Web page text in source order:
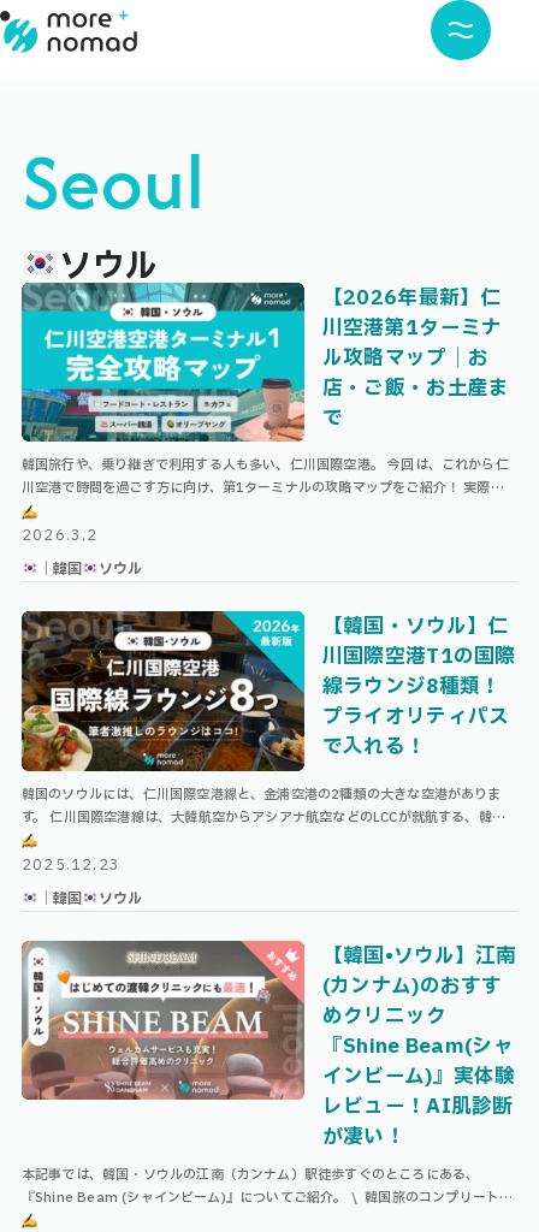
Seoul
ソウル
【2026年最新】仁
川空港第1ターミナ
ル攻略マップ｜お
店・ご飯・お土産ま
で
韓国旅行や、乗り継ぎで利用する人も多い、仁川国際空港。 今回は、これから仁
川空港で時間を過ごす方に向け、第1ターミナルの攻略マップをご紹介！ 実際に
10回以上仁川国際空港を利用している私が、空港でできることやおすすめスポ …
2026.3.2
｜韓国
ソウル
【韓国・ソウル】仁
川国際空港T1の国際
線ラウンジ8種類！
プライオリティパス
で入れる！
韓国のソウルには、仁川国際空港線と、金浦空港の2種類の大きな空港がありま
す。 仁川国際空港線は、大韓航空からアシアナ航空などのLCCが就航する、韓国
最大の空港。 そんな仁川国際空港、そして日本行き航空会社の多いターミナル …
2025.12.23
｜韓国
ソウル
【韓国•ソウル】江南
(カンナム)のおすす
めクリニック
『Shine Beam(シャ
インビーム)』実体験
レビュー！AI肌診断
が凄い！
本記事では、韓国・ソウルの江南（カンナム）駅徒歩すぐのところにある、
『Shine Beam (シャインビーム)』についてご紹介。 \ 韓国旅のコンプリートリ
スト